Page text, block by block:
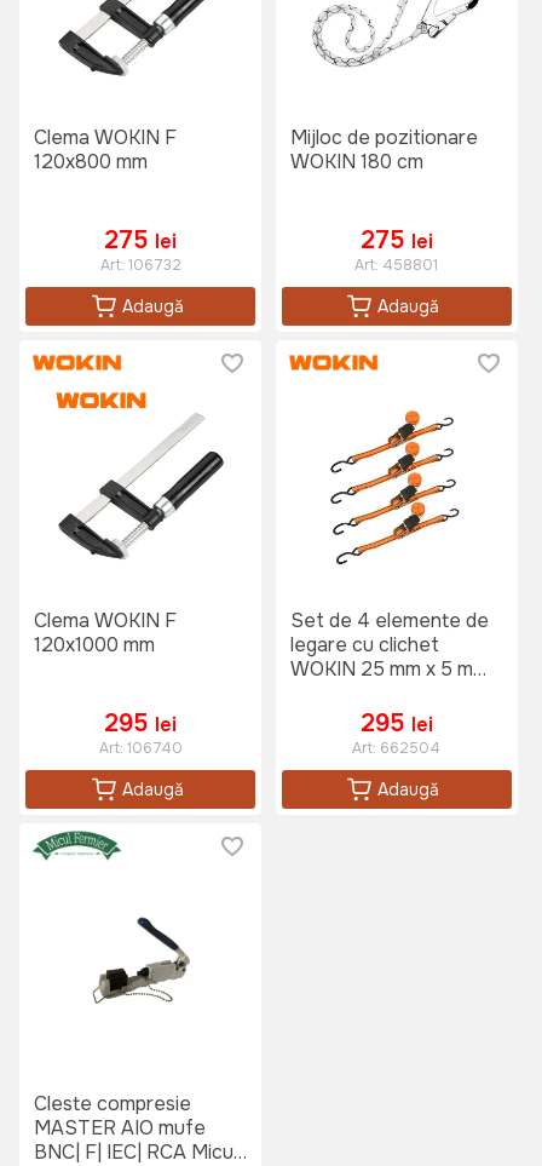
Clema WOKIN F
120x800 mm
275 lei
Art: 106732
Adaugă
Mijloc de pozitionare
WOKIN 180 cm
275 lei
Art: 458801
Adaugă
Clema WOKIN F
120x1000 mm
295 lei
Art: 106740
Adaugă
Set de 4 elemente de
legare cu clichet
WOKIN 25 mm x 5 m
295 lei
Art: 662504
Adaugă
Cleste compresie
MASTER AIO mufe
BNC| F| IEC| RCA Micul